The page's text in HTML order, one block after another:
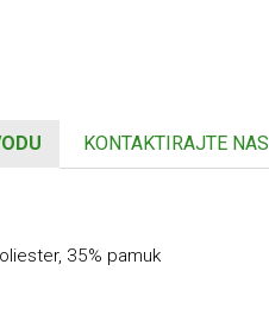
KONTAKTIRAJTE NAS
35% pamuk